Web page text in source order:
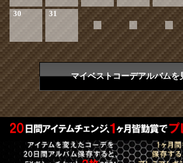
30 31
マイベストコーデアルバムを